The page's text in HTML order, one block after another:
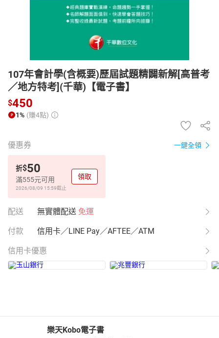
107年會計學(含概要)歷屆試題精闢新解[高普考
／地方特考](千華)【電子書】
$450
1% (賺4點)
優惠券 一鍵全領
折$50
滿555元可用
2026/08/09 15:59截止
領取
配送 無實體配送 免運
付款 信用卡／LINE Pay／AFTEE／ATM
信用卡優惠
樂天Kobo電子書